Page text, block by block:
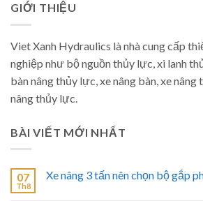
GIỚI THIỆU
Viet Xanh Hydraulics là nhà cung cấp
nghiệp như bộ nguồn thủy lực, xi lanh
bàn nâng thủy lực, xe nâng bàn, xe nâng
nâng thủy lực.
BÀI VIẾT MỚI NHẤT
07
Th8
Xe nâng 3 tấn nên chọn bộ gắp